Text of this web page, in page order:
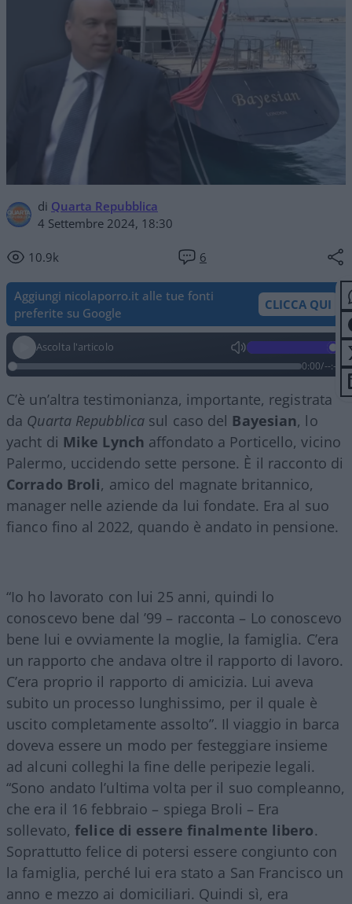
di Quarta Repubblica
4 Settembre 2024, 18:30
10.9k 6
Aggiungi nicolaporro.it alle tue fonti
preferite su Google
CLICCA QUI
Ascolta l'articolo
0:00/--:--
C’è un’altra testimonianza, importante, registrata
da Quarta Repubblica sul caso del Bayesian, lo
yacht di Mike Lynch affondato a Porticello, vicino
Palermo, uccidendo sette persone. È il racconto di
Corrado Broli, amico del magnate britannico,
manager nelle aziende da lui fondate. Era al suo
fianco fino al 2022, quando è andato in pensione.
“Io ho lavorato con lui 25 anni, quindi lo
conoscevo bene dal ’99 – racconta – Lo conoscevo
bene lui e ovviamente la moglie, la famiglia. C’era
un rapporto che andava oltre il rapporto di lavoro.
C’era proprio il rapporto di amicizia. Lui aveva
subito un processo lunghissimo, per il quale è
uscito completamente assolto”. Il viaggio in barca
doveva essere un modo per festeggiare insieme
ad alcuni colleghi la fine delle peripezie legali.
“Sono andato l’ultima volta per il suo compleanno,
che era il 16 febbraio – spiega Broli – Era
sollevato,felice di essere finalmente libero.
Soprattutto felice di potersi essere congiunto con
la famiglia, perché lui era stato a San Francisco un
anno e mezzo ai domiciliari. Quindi sì, era